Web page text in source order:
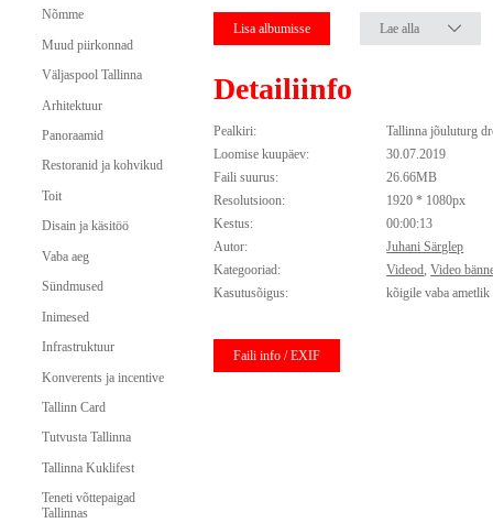
Nõmme
Muud piirkonnad
Väljaspool Tallinna
Arhitektuur
Panoraamid
Restoranid ja kohvikud
Toit
Disain ja käsitöö
Vaba aeg
Sündmused
Inimesed
Infrastruktuur
Konverents ja incentive
Tallinn Card
Tutvusta Tallinna
Tallinna Kuklifest
Teneti võttepaigad
Tallinnas
Lisa albumisse Lae alla
Detailiinfo
Pealkiri:
Tallinna jõuluturg
Loomise kuupäev:
30.07.2019
Faili suurus:
26.66MB
Resolutsioon:
1920 * 1080px
Kestus:
00:00:13
Autor:
Juhani Särglep
Kategooriad:
Videod,Video
Kasutusõigus:
kõigile vaba
Faili info / EXIF